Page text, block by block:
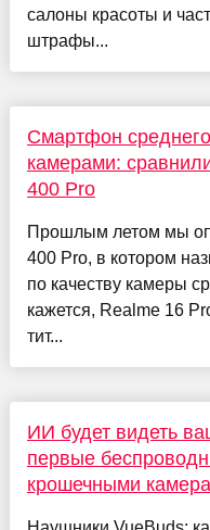
салоны красоты и
штрафы...
Смартфон
камерами:
400 Pro
Прошлым летом мы
400 Pro, в котором
по качеству камеры
кажется, Realme 16
тит...
ИИ будет видеть
первые
крошечными